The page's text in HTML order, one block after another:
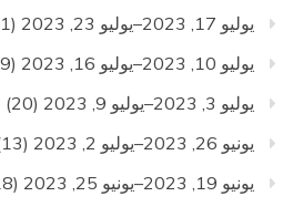
يوليو 17, 2023–يوليو 23, 2023
(11)
يوليو 10, 2023–يوليو 16, 2023
(9)
يوليو 3, 2023–يوليو 9, 2023
(20)
يونيو 26, 2023–يوليو 2, 2023
(13)
يونيو 19, 2023–يونيو 25, 2023
(18)